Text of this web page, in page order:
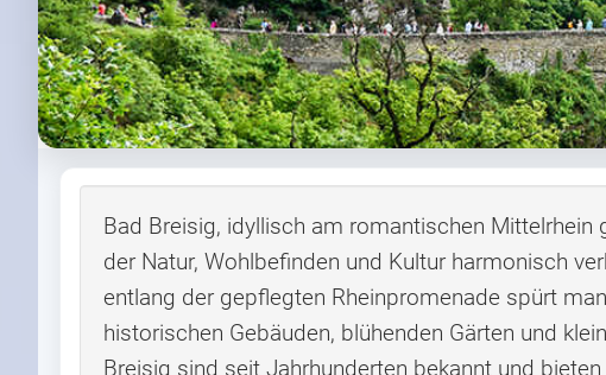
Bad Breisig, idyllisch am romantischen Mittelrhein
der Natur, Wohlbefinden und Kultur harmonisch
entlang der gepflegten Rheinpromenade spürt
historischen Gebäuden, blühenden Gärten und
Breisig sind seit Jahrhunderten bekannt und